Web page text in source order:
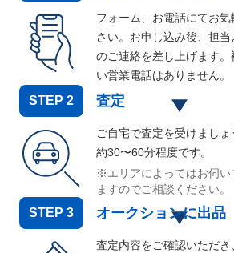
フォーム、お電話にてお
さい。お申し込み後、担
のご連絡を差し上げます。
い営業電話はありません。
STEP 2 査定
ご自宅で査定を受けまし
約30〜60分程度です。
※エリアによってはお伺い
ますのでご相談ください。
STEP 3 オークションに出品
査定内容をご確認いただき